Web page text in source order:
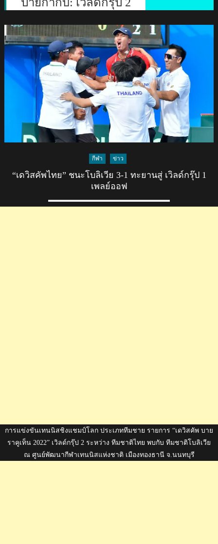
กีฬา ข่าว
“เดวิสคัพไทย” ชนะโบลิเวีย 3-1 ทะยานสู่ เวิลด์กรุ๊ป 1
เพลย์ออฟ
การแข่งขันเทนนิสชิงแชมป์โลก ประเภททีมชาย รายการ “เดวิสคัพ บาย
ราคูเท็น 2022” เวิลด์กรุ๊ป 2 ระหว่าง ทีมชาติไทย พบกับ ทีมชาติโบลิเวีย
ณ ศูนย์พัฒนากีฬาเทนนิสแห่งชาติ เมืองทองธานี จ.นนทบุรี